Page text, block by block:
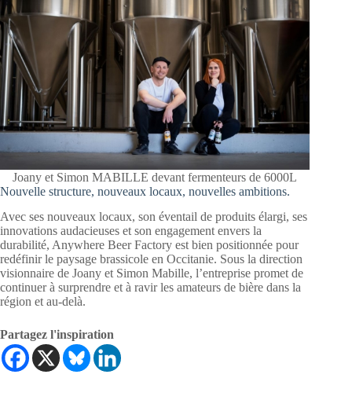
Joany et Simon MABILLE devant fermenteurs de 6000L
Nouvelle structure, nouveaux locaux, nouvelles ambitions.
Avec ses nouveaux locaux, son éventail de produits élargi, ses
innovations audacieuses et son engagement envers la
durabilité, Anywhere Beer Factory est bien positionnée pour
redéfinir le paysage brassicole en Occitanie. Sous la direction
visionnaire de Joany et Simon Mabille, l’entreprise promet de
continuer à surprendre et à ravir les amateurs de bière dans la
région et au-delà.
Partagez l'inspiration